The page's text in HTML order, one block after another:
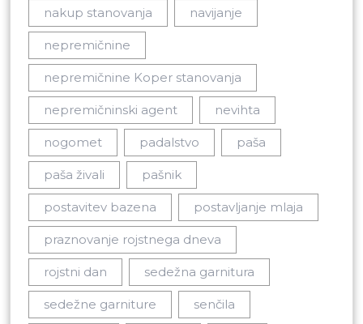
nakup stanovanja navijanje
nepremičnine
nepremičnine Koper stanovanja
nepremičninski agent nevihta
nogomet padalstvo paša
paša živali pašnik
postavitev bazena postavljanje mlaja
praznovanje rojstnega dneva
rojstni dan sedežna garnitura
sedežne garniture senčila